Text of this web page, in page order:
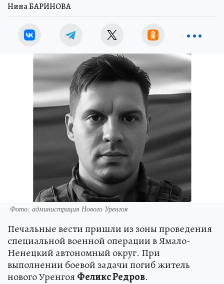
Нина БАРИНОВА
Фото: администрация Нового Уренгоя
Печальные вести пришли из зоны проведения
специальной военной операции в Ямало-
Ненецкий автономный округ. При
выполнении боевой задачи погиб житель
нового УренгояФеликс Редров.